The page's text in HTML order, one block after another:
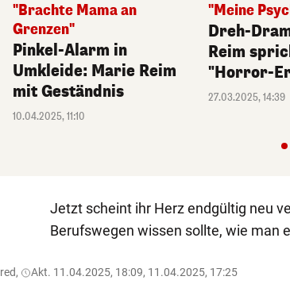
"Brachte Mama an
Grenzen"
Pinkel-Alarm in
Umkleide: Marie Reim
mit Geständnis
10.04.2025, 11:10
"Meine
Dreh-
Reim
"Horror-
27.03.2025, 14:39
Jetzt scheint ihr Herz endgültig neu
Berufswegen wissen sollte, wie man
red, Akt. 11.04.2025, 18:09, 11.04.2025, 17:25